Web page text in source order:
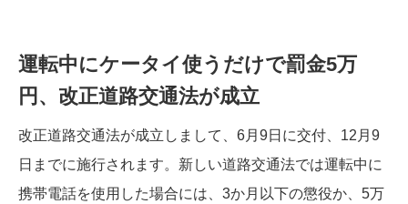
運転中にケータイ使うだけで罰金5万
円、改正道路交通法が成立
改正道路交通法が成立しまして、6月9日に交付、12月9
日までに施行されます。新しい道路交通法では運転中に
携帯電話を使用した場合には、3か月以下の懲役か、5万